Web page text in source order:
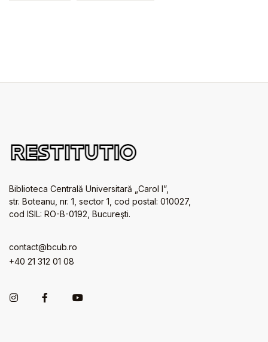
Biblioteca Centrală Universitară „Carol I”,
str. Boteanu, nr. 1, sector 1, cod postal: 010027,
cod ISIL: RO-B-0192, Bucureşti.
contact@bcub.ro
+40 21 312 01 08